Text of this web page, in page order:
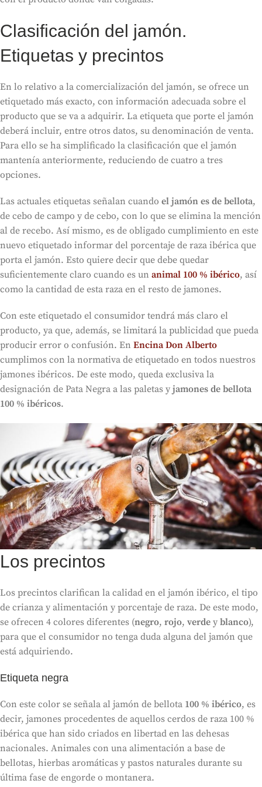
Clasificación del jamón.
Etiquetas y precintos
En lo relativo a la comercialización del jamón, se ofrece un
etiquetado más exacto, con información adecuada sobre el
producto que se va a adquirir. La etiqueta que porte el jamón
deberá incluir, entre otros datos, su denominación de venta.
Para ello se ha simplificado la clasificación que el jamón
mantenía anteriormente, reduciendo de cuatro a tres
opciones.
Las actuales etiquetas señalan cuando el jamón es de bellota,
de cebo de campo y de cebo, con lo que se elimina la mención
al de recebo. Así mismo, es de obligado cumplimiento en este
nuevo etiquetado informar del porcentaje de raza ibérica que
porta el jamón. Esto quiere decir que debe quedar
suficientemente claro cuando es un animal 100 % ibérico, así
como la cantidad de esta raza en el resto de jamones.
Con este etiquetado el consumidor tendrá más claro el
producto, ya que, además, se limitará la publicidad que pueda
producir error o confusión. En Encina Don Alberto
cumplimos con la normativa de etiquetado en todos nuestros
jamones ibéricos. De este modo, queda exclusiva la
designación de Pata Negra a las paletas y jamones de bellota
100 % ibéricos.
Los precintos
Los precintos clarifican la calidad en el jamón ibérico, el tipo
de crianza y alimentación y porcentaje de raza. De este modo,
se ofrecen 4 colores diferentes (negro, rojo, verde y blanco),
para que el consumidor no tenga duda alguna del jamón que
está adquiriendo.
Etiqueta negra
Con este color se señala al jamón de bellota 100 % ibérico, es
decir, jamones procedentes de aquellos cerdos de raza 100 %
ibérica que han sido criados en libertad en las dehesas
nacionales. Animales con una alimentación a base de
bellotas, hierbas aromáticas y pastos naturales durante su
última fase de engorde o montanera.